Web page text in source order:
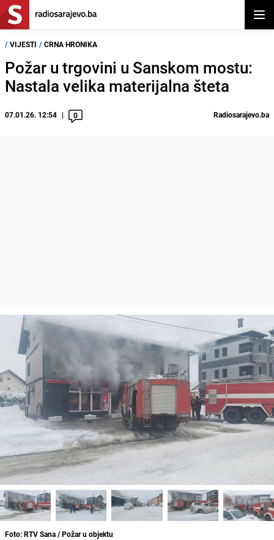
/ VIJESTI / CRNA HRONIKA
Požar u trgovini u Sanskom mostu:
Nastala velika materijalna šteta
07.01.26. 12:54 0 Radiosarajevo.ba
Foto: RTV Sana / Požar u objektu